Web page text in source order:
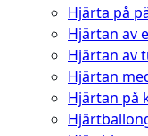
Hjärta på
Hjärtan av
Hjärtan av
Hjärtan
Hjärtan på